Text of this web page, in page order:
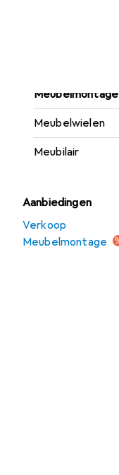
Meubelmontage
Meubelwielen
Meubilair
Aanbiedingen
Verkoop
Meubelmontage